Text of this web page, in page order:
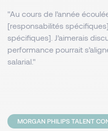
"Au cours de l’année
[responsabilités
spécifiques]. J’aimerais
performance pourrait
salarial."
MORGAN PHILIPS TALENT